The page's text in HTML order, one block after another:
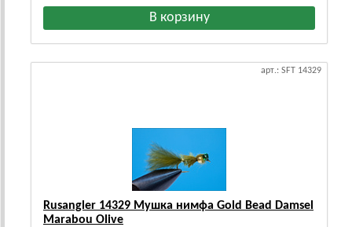
арт.: SFT 14329
Rusangler 14329 Мушка нимфа Gold Bead Damsel
Marabou Olive